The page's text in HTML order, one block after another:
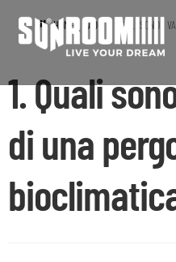
alla
navigazione
al
contenuto
CHI
HOME FAQ 1. QUALI SONO I
1. Quali
di una